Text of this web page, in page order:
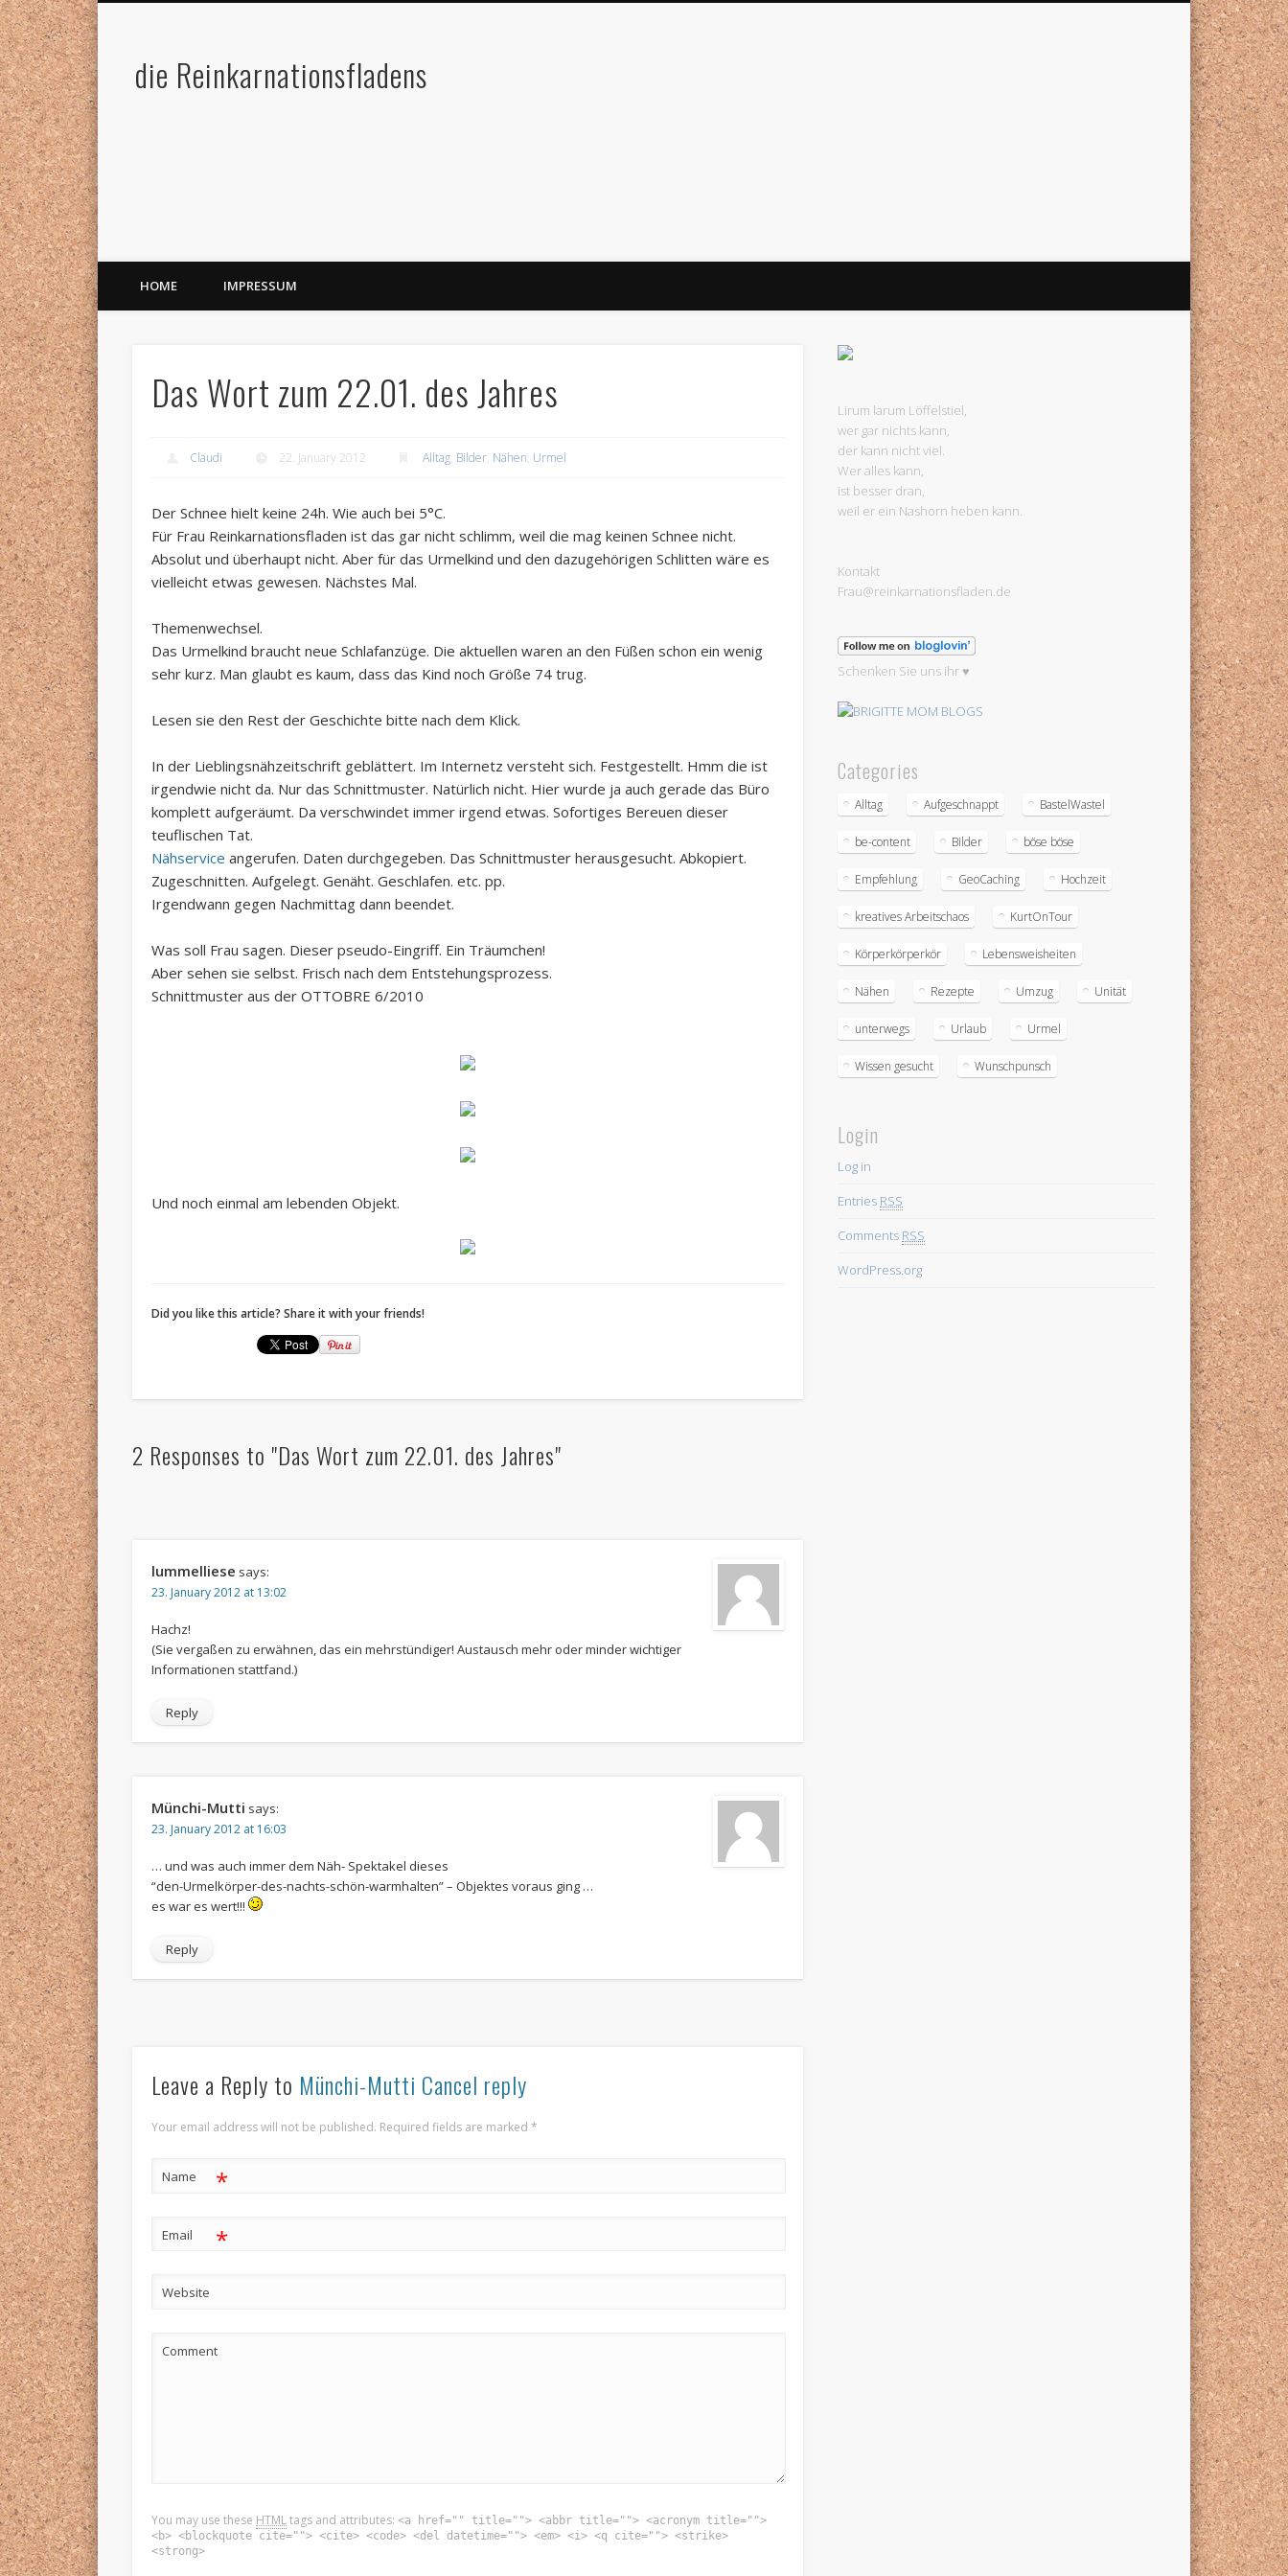
die Reinkarnationsfladens
HOME IMPRESSUM
Das Wort zum 22.01. des Jahres
Claudi 22. January 2012 Alltag, Bilder, Nähen, Urmel
Der Schnee hielt keine 24h. Wie auch bei 5°C.
Für Frau Reinkarnationsfladen ist das gar nicht schlimm, weil die mag keinen Schnee nicht.
Absolut und überhaupt nicht. Aber für das Urmelkind und den dazugehörigen Schlitten wäre es
vielleicht etwas gewesen. Nächstes Mal.
Themenwechsel.
Das Urmelkind braucht neue Schlafanzüge. Die aktuellen waren an den Füßen schon ein wenig
sehr kurz. Man glaubt es kaum, dass das Kind noch Größe 74 trug.
Lesen sie den Rest der Geschichte bitte nach dem Klick.
In der Lieblingsnähzeitschrift geblättert. Im Internetz versteht sich. Festgestellt. Hmm die ist
irgendwie nicht da. Nur das Schnittmuster. Natürlich nicht. Hier wurde ja auch gerade das Büro
komplett aufgeräumt. Da verschwindet immer irgend etwas. Sofortiges Bereuen dieser
teuflischen Tat.
Nähservice angerufen. Daten durchgegeben. Das Schnittmuster herausgesucht. Abkopiert.
Zugeschnitten. Aufgelegt. Genäht. Geschlafen. etc. pp.
Irgendwann gegen Nachmittag dann beendet.
Was soll Frau sagen. Dieser pseudo-Eingriff. Ein Träumchen!
Aber sehen sie selbst. Frisch nach dem Entstehungsprozess.
Schnittmuster aus der OTTOBRE 6/2010
Und noch einmal am lebenden Objekt.
Did you like this article? Share it with your friends!
2 Responses to "Das Wort zum 22.01. des Jahres"
lummelliese says:
23. January 2012 at 13:02
Hachz!
(Sie vergaßen zu erwähnen, das ein mehrstündiger! Austausch mehr oder minder wichtiger
Informationen stattfand.)
Reply
Münchi-Mutti says:
23. January 2012 at 16:03
… und was auch immer dem Näh- Spektakel dieses
“den-Urmelkörper-des-nachts-schön-warmhalten” – Objektes voraus ging …
es war es wert!!!
Reply
Leave a Reply to Münchi-Mutti Cancel reply
Your email address will not be published. Required fields are marked*
Name *
Email *
Website
Comment
You may use these HTMLtags and attributes:<a href="" title=""> <abbr title=""> <acronym title="">
<b> <blockquote cite=""> <cite> <code> <del datetime=""> <em> <i> <q cite=""> <strike>
<strong>
Lirum larum Löffelstiel,
wer gar nichts kann,
der kann nicht viel.
Wer alles kann,
ist besser dran,
weil er ein Nashorn heben kann.
Kontakt
Frau@reinkarnationsfladen.de
Schenken Sie uns ihr ♥
Categories
Alltag Aufgeschnappt BastelWastel
be-content Bilder böse böse
Empfehlung GeoCaching Hochzeit
kreatives Arbeitschaos KurtOnTour
Körperkörperkör Lebensweisheiten
Nähen Rezepte Umzug Unität
unterwegs Urlaub Urmel
Wissen gesucht Wunschpunsch
Login
Log in
Entries RSS
Comments RSS
WordPress.org